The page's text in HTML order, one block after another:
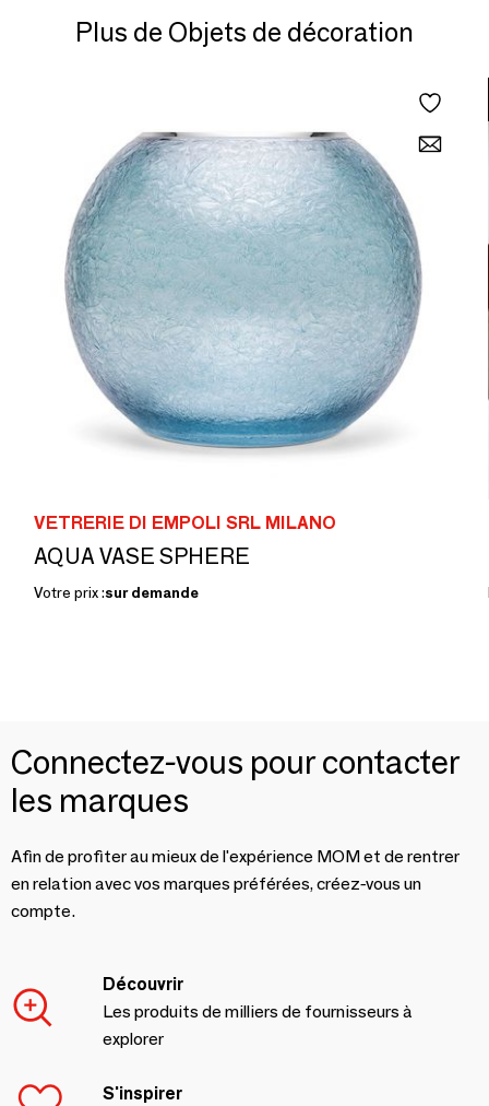
Plus de Objets de décoration
VETRERIE DI EMPOLI SRL MILANO
AQUA VASE SPHERE
Votre prix :sur demande
Connectez-vous pour contacter
les marques
Afin de profiter au mieux de l'expérience MOM et de rentrer
en relation avec vos marques préférées, créez-vous un
compte.
Découvrir
Les produits de milliers de fournisseurs à
explorer
S'inspirer